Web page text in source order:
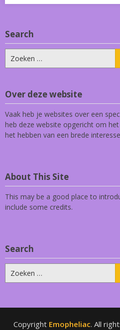
Search
Zoeken
naar:
Over deze website
Vaak heb je websites over een
heb deze website opgericht om
het hebben van een brede
About This Site
This may be a good place to
include some credits.
Search
Zoeken
naar:
Copyright Emopheliac. All